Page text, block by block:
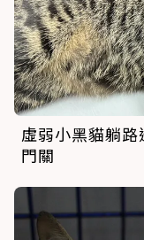
虛弱小黑貓躺路
門關